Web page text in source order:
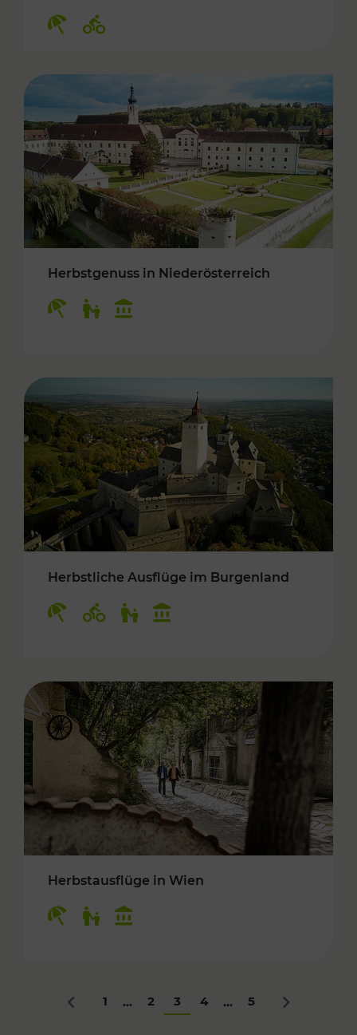
Herbstgenuss in Niederösterreich
Herbstliche Ausflüge im Burgenland
Herbstausflüge in Wien
Zurück
1 ... 2 3 4 ... 5 Nächstes